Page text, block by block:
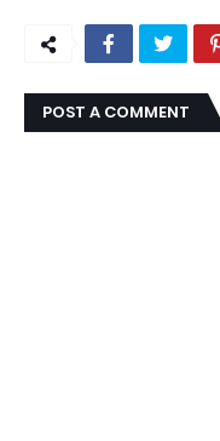
POST A COMMENT